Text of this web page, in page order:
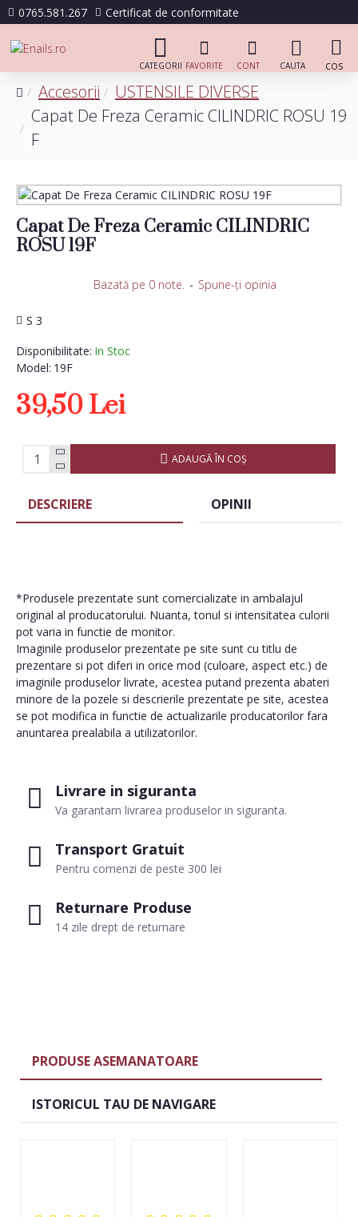
0765.581.267 Certificat de conformitate
Accesorii
USTENSILE DIVERSE
Capat De Freza Ceramic CILINDRIC ROSU 19
F
Capat De Freza Ceramic CILINDRIC
ROSU 19F
Disponibilitate: In Stoc
Model: 19F
S 3
Bazată pe 0 note. - Spune-ţi opinia
39,50 Lei
ADAUGĂ ÎN COŞ
Livrare in siguranta
Va garantam livrarea produselor in siguranta.
Transport Gratuit
Pentru comenzi de peste 300 lei
Returnare Produse
14 zile drept de returnare
DESCRIERE OPINII
*Produsele prezentate sunt comercializate in ambalajul
original al producatorului. Nuanta, tonul si intensitatea culorii
pot varia in functie de monitor.
Imaginile produselor prezentate pe site sunt cu titlu de
prezentare si pot diferi in orice mod (culoare, aspect etc.) de
imaginile produselor livrate, acestea putand prezenta abateri
minore de la pozele si descrierile prezentate pe site, acestea
se pot modifica in functie de actualizarile producatorilor fara
anuntarea prealabila a utilizatorilor.
PRODUSE ASEMANATOARE
ISTORICUL TAU DE NAVIGARE